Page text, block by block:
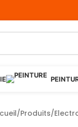
/Produits/